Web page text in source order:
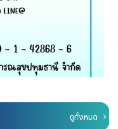
ดูทั้งหมด